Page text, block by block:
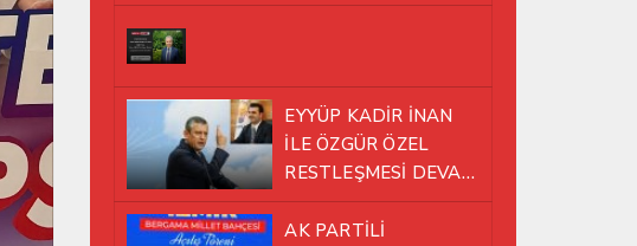
EYYÜP KADİR İNAN
İLE ÖZGÜR ÖZEL
RESTLEŞMESİ DEVAM
EDİYOR
AK PARTİLİ